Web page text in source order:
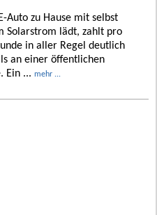
Auto zu Hause mit selbst
Solarstrom lädt, zahlt pro
in aller Regel deutlich
an einer öffentlichen
Ein ... mehr ...